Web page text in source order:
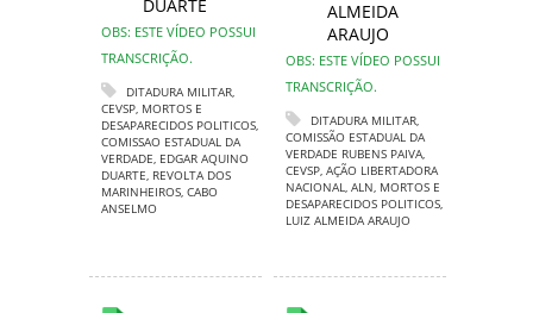
DUARTE
OBS: ESTE VÍDEO POSSUI
TRANSCRIÇÃO.
DITADURA MILITAR,
CEVSP, MORTOS E
DESAPARECIDOS POLITICOS,
COMISSAO ESTADUAL DA
VERDADE, EDGAR AQUINO
DUARTE, REVOLTA DOS
MARINHEIROS, CABO
ANSELMO
ALMEIDA
ARAUJO
OBS: ESTE VÍDEO POSSUI
TRANSCRIÇÃO.
DITADURA MILITAR,
COMISSÃO ESTADUAL DA
VERDADE RUBENS PAIVA,
CEVSP, AÇÃO LIBERTADORA
NACIONAL, ALN, MORTOS E
DESAPARECIDOS POLITICOS,
LUIZ ALMEIDA ARAUJO